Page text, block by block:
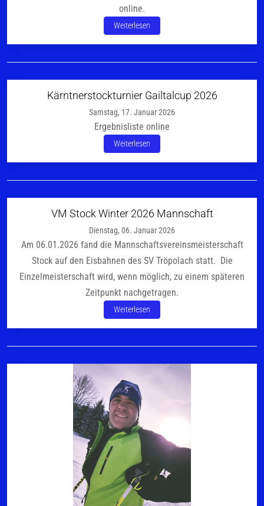
online.
Weiterlesen
Kärntnerstockturnier Gailtalcup 2026
Samstag, 17. Januar 2026
Ergebnisliste online
Weiterlesen
VM Stock Winter 2026 Mannschaft
Dienstag, 06. Januar 2026
Am 06.01.2026 fand die Mannschaftsvereinsmeisterschaft
Stock auf den Eisbahnen des SV Tröpolach statt. Die
Einzelmeisterschaft wird, wenn möglich, zu einem späteren
Zeitpunkt nachgetragen.
Weiterlesen